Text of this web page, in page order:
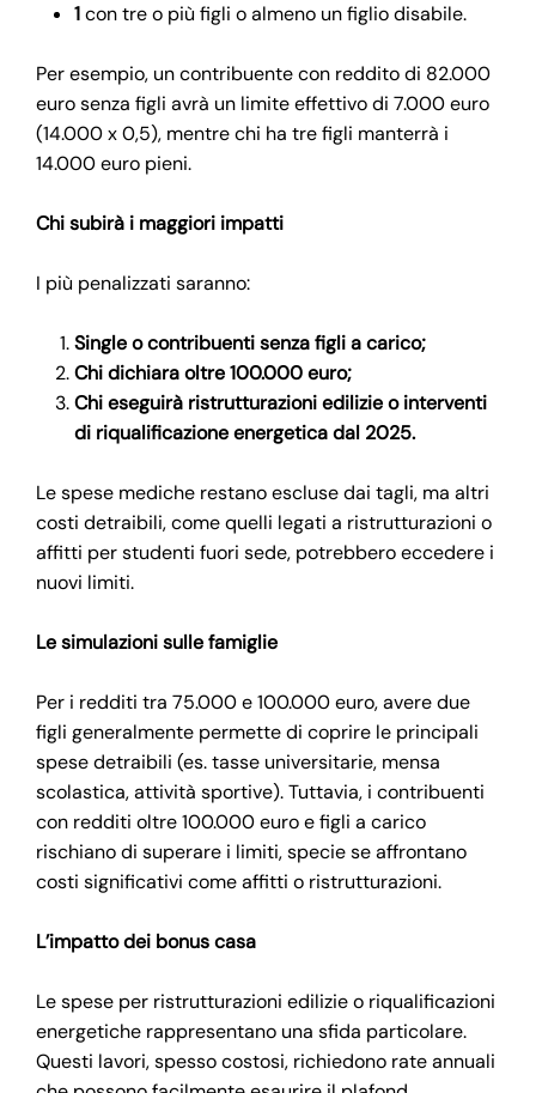
1con tre o più figli o almeno un figlio disabile.
Per esempio, un contribuente con reddito di 82.000
euro senza figli avrà un limite effettivo di 7.000 euro
(14.000 x 0,5), mentre chi ha tre figli manterrà i
14.000 euro pieni.
Chi subirà i maggiori impatti
I più penalizzati saranno:
Single o contribuenti senza figli a carico;
Chi dichiara oltre 100.000 euro;
Chi eseguirà ristrutturazioni edilizie o interventi
di riqualificazione energetica dal 2025.
Le spese mediche restano escluse dai tagli, ma altri
costi detraibili, come quelli legati a ristrutturazioni o
affitti per studenti fuori sede, potrebbero eccedere i
nuovi limiti.
Le simulazioni sulle famiglie
Per i redditi tra 75.000 e 100.000 euro, avere due
figli generalmente permette di coprire le principali
spese detraibili (es. tasse universitarie, mensa
scolastica, attività sportive). Tuttavia, i contribuenti
con redditi oltre 100.000 euro e figli a carico
rischiano di superare i limiti, specie se affrontano
costi significativi come affitti o ristrutturazioni.
L’impatto dei bonus casa
Le spese per ristrutturazioni edilizie o riqualificazioni
energetiche rappresentano una sfida particolare.
Questi lavori, spesso costosi, richiedono rate annuali